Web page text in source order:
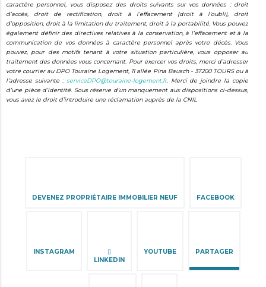
caractère personnel, vous disposez des droits suivants sur vos données : droit
d’accès, droit de rectification, droit à l’effacement (droit à l’oubli), droit
d’opposition, droit à la limitation du traitement, droit à la portabilité. Vous pouvez
également définir des directives relatives à la conservation, à l’effacement et à la
communication de vos données à caractère personnel après votre décès. Vous
pouvez, pour des motifs tenant à votre situation particulière, vous opposer au
traitement des données vous concernant. Pour exercer vos droits, merci d’adresser
votre courrier au DPO Touraine Logement, 11 allée Pina Bausch - 37200 TOURS ou à
l’adresse suivante : serviceDPO@touraine-logement.fr. Merci de joindre la copie
d’une pièce d’identité. Sous réserve d’un manquement aux dispositions ci-dessus,
vous avez le droit d’introduire une réclamation auprès de la CNIL
DEVENEZ PROPRIÉTAIRE IMMOBILIER NEUF FACEBOOK
INSTAGRAM
LINKEDIN
YOUTUBE PARTAGER